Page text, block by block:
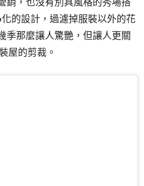
的設計，過濾掉服裝以外的花
季那麼讓人驚艷，但讓人更關
屋的剪裁。